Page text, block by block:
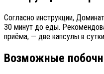
Согласно инструкции,
30 минут до еды.
приёма, — две капсулы в
Возможные